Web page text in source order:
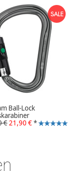
Ball-Lock
€ 21,90 €*